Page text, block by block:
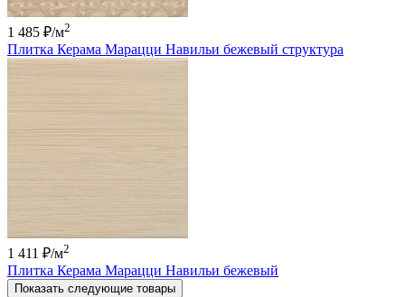
1 485 ₽/м2
Плитка Керама Марацци Навильи бежевый структура
1 411 ₽/м2
Плитка Керама Марацци Навильи бежевый
Показать следующие товары